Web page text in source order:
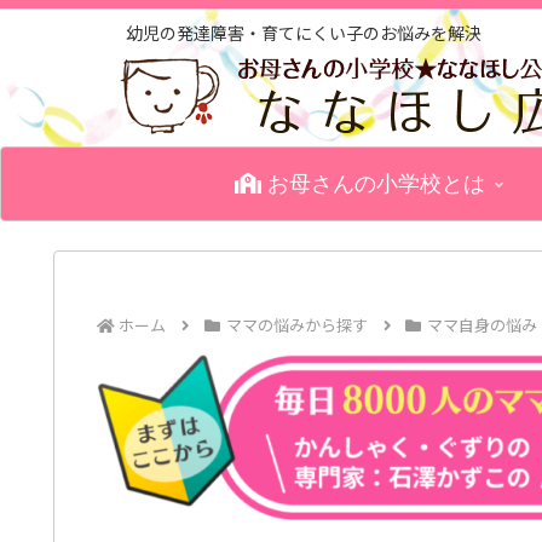
幼児の発達障害・育てにくい子のお悩みを解決
お母さんの小学校とは
ホーム ママの悩みから探す ママ自身の悩